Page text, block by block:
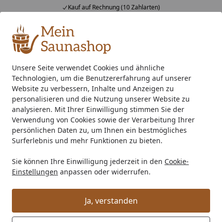
Unsere Seite verwendet Cookies und ähnliche
Technologien, um die Benutzererfahrung auf unserer
Website zu verbessern, Inhalte und Anzeigen zu
personalisieren und die Nutzung unserer Website zu
analysieren. Mit Ihrer Einwilligung stimmen Sie der
Verwendung von Cookies sowie der Verarbeitung Ihrer
persönlichen Daten zu, um Ihnen ein bestmögliches
Surferlebnis und mehr Funktionen zu bieten.
Sie können Ihre Einwilligung jederzeit in den Cookie-
Einstellungen anpassen oder widerrufen.
Ja, verstanden
Kauf auf Rechnung (10 Zahlarten)
Alle Produkte
Mein Konto
Suchen
Startseite
Zubehör Saunaausstattung Messgeräte Karibu
Karibu Klimamessstation Premium